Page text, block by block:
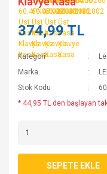
374,99 TL
Kategori
Marka
Stok Kodu
* 44,95 TL den başlayan
SEPETE EKLE